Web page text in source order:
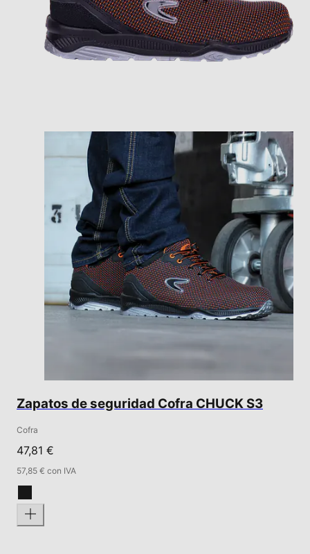
Zapatos de seguridad Cofra CHUCK S3
Cofra
47,81 €
57,85 € con IVA